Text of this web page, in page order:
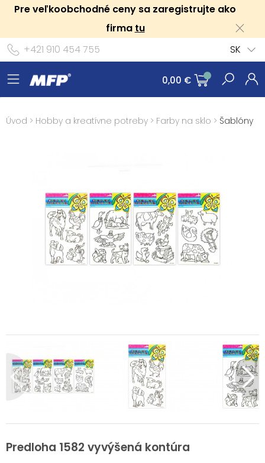
Pre veľkoobchodné ceny sa zaregistrujte ako
firma tu
+421 910 454 755
SK
0,00 €
Úvod > Hobby a kreatívne potreby > Farby na sklo > Šablóny
Predloha 1582 vyvýšená kontúra